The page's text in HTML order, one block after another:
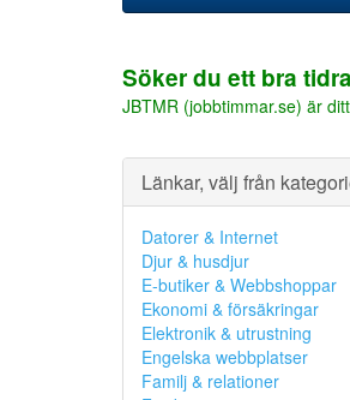
Söker du ett bra
JBTMR (jobbtimmar.se) är
Länkar, välj från
Datorer & Internet
Djur & husdjur
E-butiker & Webbshoppar
Ekonomi & försäkringar
Elektronik & utrustning
Engelska webbplatser
Familj & relationer